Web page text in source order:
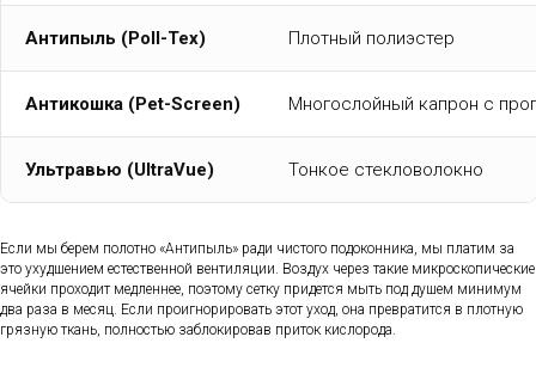
Антипыль (Poll-Tex) Плотный полиэстер
Антикошка (Pet-Screen) Многослойный капрон с
Ультравью (UltraVue) Тонкое стекловолокно
Если мы берем полотно «Антипыль» ради чистого подоконника, мы платим за
это ухудшением естественной вентиляции. Воздух через такие микроскопические
ячейки проходит медленнее, поэтому сетку придется мыть под душем минимум
два раза в месяц. Если проигнорировать этот уход, она превратится в плотную
грязную ткань, полностью заблокировав приток кислорода.